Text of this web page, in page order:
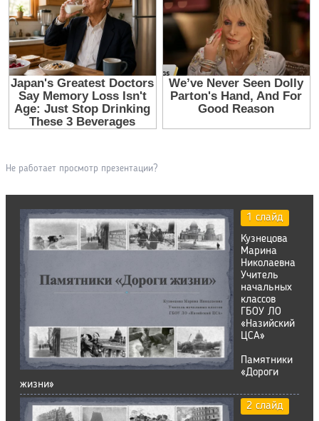
Не работает просмотр презентации?
1 слайд
Кузнецова
Марина
Николаевна
Учитель
начальных
классов
ГБОУ ЛО
«Назийский
ЦСА»
Памятники
«Дороги
жизни»
2 слайд